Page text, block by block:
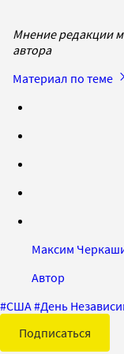
Мнение редакции
автора
Материал по теме
Максим
Автор
#США#День
Подписаться